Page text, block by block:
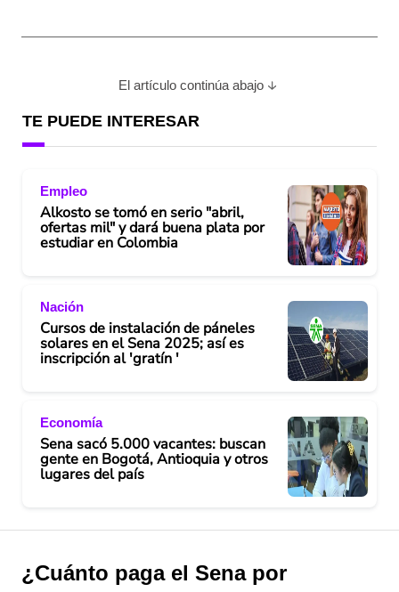
El artículo continúa abajo
TE PUEDE INTERESAR
Empleo
Alkosto se tomó en serio "abril,
ofertas mil" y dará buena plata por
estudiar en Colombia
Nación
Cursos de instalación de páneles
solares en el Sena 2025; así es
inscripción al 'gratín '
Economía
Sena sacó 5.000 vacantes: buscan
gente en Bogotá, Antioquia y otros
lugares del país
¿Cuánto paga el Sena por